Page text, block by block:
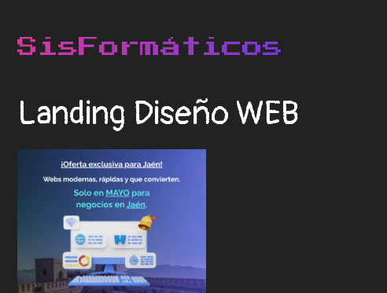
Landing Diseño WEB